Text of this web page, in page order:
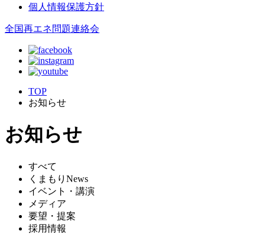
個人情報保護方針
全国再エネ問題連絡会
TOP
お知らせ
お知らせ
すべて
くまもりNews
イベント・講演
メディア
要望・提案
採用情報